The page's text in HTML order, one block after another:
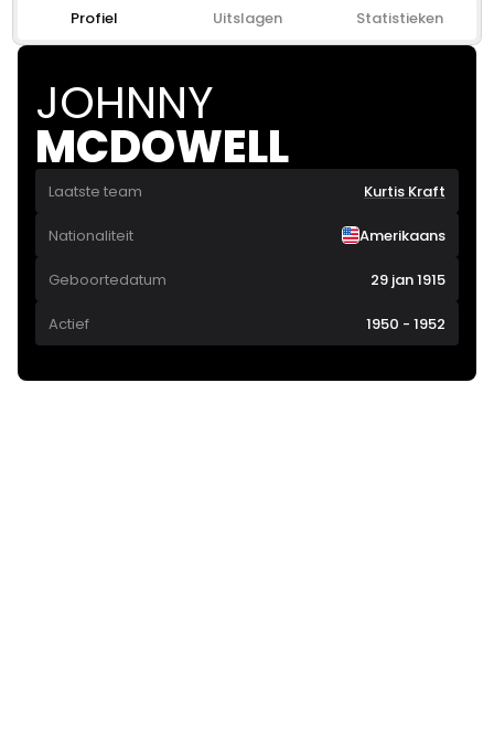
Profiel Uitslagen Statistieken
JOHNNY
MCDOWELL
Laatste team Kurtis Kraft
Nationaliteit Amerikaans
Geboortedatum 29 jan 1915
Actief 1950 - 1952